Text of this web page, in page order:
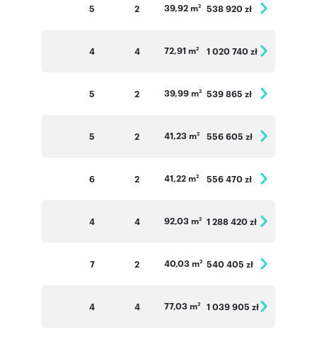
5 2 39,92 m2 538 920 zł
4 4 72,91 m2 1 020 740 zł
5 2 39,99 m2 539 865 zł
5 2 41,23 m2 556 605 zł
6 2 41,22 m2 556 470 zł
4 4 92,03 m2 1 288 420 zł
7 2 40,03 m2 540 405 zł
4 4 77,03 m2 1 039 905 zł